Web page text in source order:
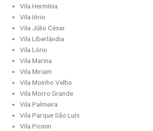
Vila Hermínia
Vila Iório
Vila Júlio César
Vila Liberlândia
Vila Lório
Vila Marina
Vila Miriam
Vila Moinho Velho
Vila Morro Grande
Vila Palmeira
Vila Parque São Luís
Vila Picinin